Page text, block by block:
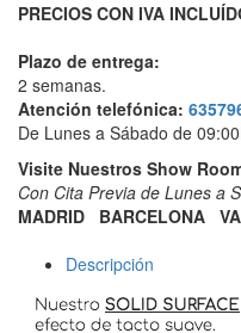
PRECIOS CON IVA
Plazo de entrega:
2 semanas.
Atención telefónica:
De Lunes a Sábado de
Visite Nuestros Show
​Con Cita Previa de Lunes a
MADRID BARCELONA
Descripción